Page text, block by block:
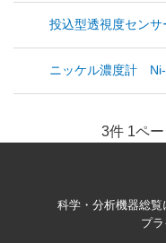
投込型透視度セン
ニッケル濃度計
3件 1ペ
科学・分析機器総覧
プ